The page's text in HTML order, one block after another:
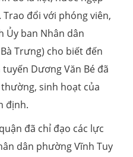
đổi với phóng viên,
Ủy ban Nhân dân
Trưng) cho biết đến
Dương Văn Bé đã
sinh hoạt của
định.
đã chỉ đạo các lực
dân phường Vĩnh Tuy